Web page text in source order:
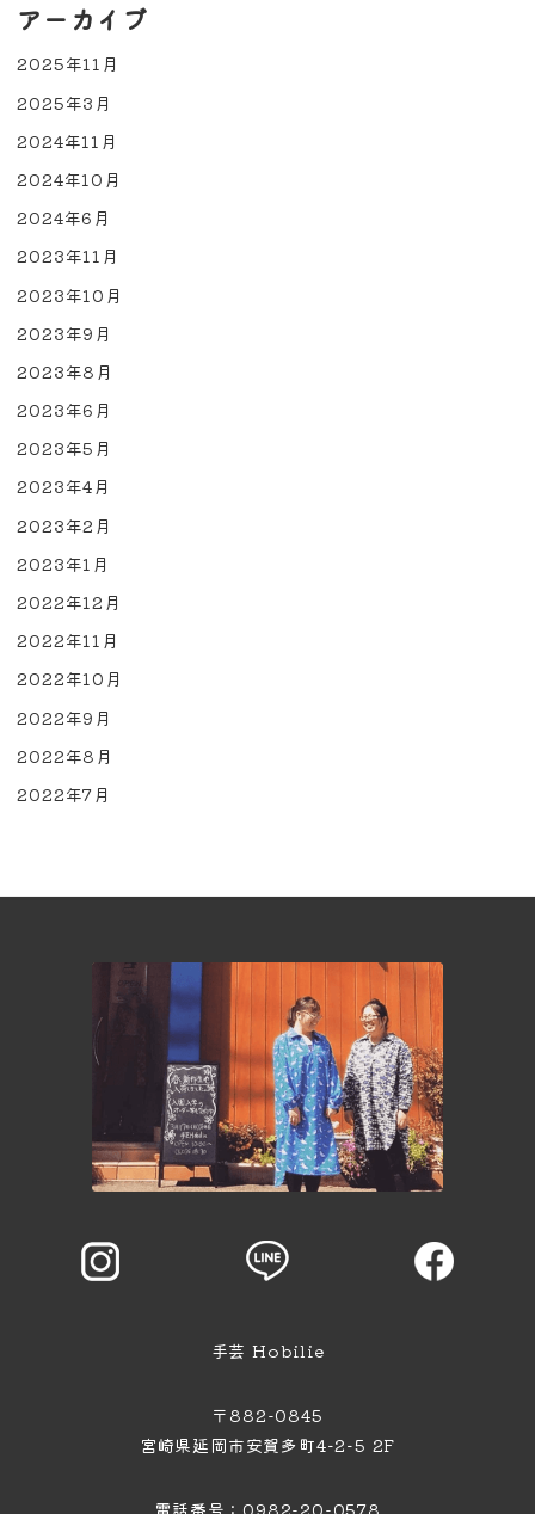
アーカイブ
2025年11月
2025年3月
2024年11月
2024年10月
2024年6月
2023年11月
2023年10月
2023年9月
2023年8月
2023年6月
2023年5月
2023年4月
2023年2月
2023年1月
2022年12月
2022年11月
2022年10月
2022年9月
2022年8月
2022年7月
手芸 Hobilie
〒882-0845
宮崎県延岡市安賀多町4−2−5 2F